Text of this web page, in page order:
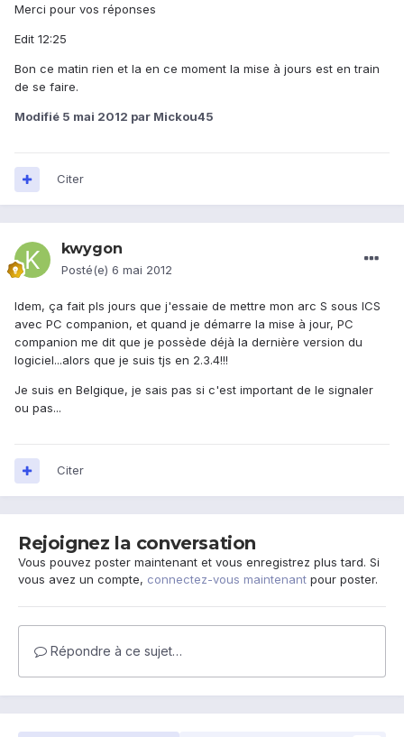
Merci pour vos réponses
Edit 12:25
Bon ce matin rien et la en ce moment la mise à jours est en train
de se faire.
Modifié 5 mai 2012 par Mickou45
Citer
kwygon
Posté(e) 6 mai 2012
Idem, ça fait pls jours que j'essaie de mettre mon arc S sous ICS
avec PC companion, et quand je démarre la mise à jour, PC
companion me dit que je possède déjà la dernière version du
logiciel...alors que je suis tjs en 2.3.4!!!
Je suis en Belgique, je sais pas si c'est important de le signaler
ou pas...
Citer
Rejoignez la conversation
Vous pouvez poster maintenant et vous enregistrez plus tard. Si
vous avez un compte, connectez-vous maintenant pour poster.
Répondre à ce sujet…